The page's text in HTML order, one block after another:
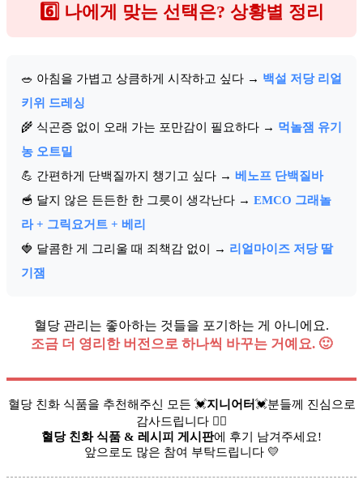
6️⃣ 나에게 맞는 선택은? 상황별 정리
🥗 아침을 가볍고 상큼하게 시작하고 싶다 → 백설 저당 리얼
키위 드레싱
🌾 식곤증 없이 오래 가는 포만감이 필요하다 → 먹놀잼 유기
농 오트밀
💪 간편하게 단백질까지 챙기고 싶다 → 베노프 단백질바
🥣 달지 않은 든든한 한 그릇이 생각난다 → EMCO 그래놀
라 + 그릭요거트 + 베리
🍓 달콤한 게 그리울 때 죄책감 없이 → 리얼마이즈 저당 딸
기잼
혈당 관리는 좋아하는 것들을 포기하는 게 아니에요.
조금 더 영리한 버전으로 하나씩 바꾸는 거예요. 🙂
혈당 친화 식품을 추천해주신 모든 💓지니어터💓분들께 진심으로
감사드립니다 🙇‍♀️
혈당 친화 식품 & 레시피 게시판에 후기 남겨주세요!
앞으로도 많은 참여 부탁드립니다 💛